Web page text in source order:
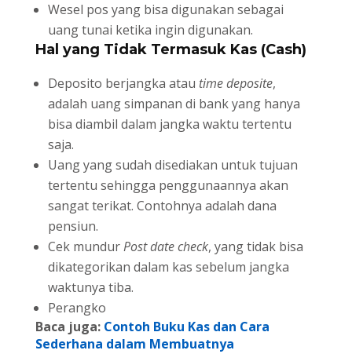
Wesel pos yang bisa digunakan sebagai
uang tunai ketika ingin digunakan.
Hal yang Tidak Termasuk Kas (Cash)
Deposito berjangka atau time deposite,
adalah uang simpanan di bank yang hanya
bisa diambil dalam jangka waktu tertentu
saja.
Uang yang sudah disediakan untuk tujuan
tertentu sehingga penggunaannya akan
sangat terikat. Contohnya adalah dana
pensiun.
Cek mundurPost date check, yang tidak bisa
dikategorikan dalam kas sebelum jangka
waktunya tiba.
Perangko
Baca juga: Contoh Buku Kas dan Cara
Sederhana dalam Membuatnya